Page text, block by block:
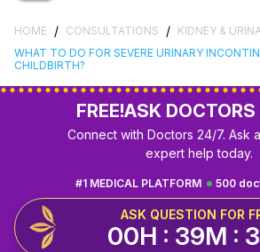
HOME / CONSULTATIONS / KIDNEY &
WHAT TO DO FOR SEVERE URINARY
CHILDBIRTH?
FREE!ASK
Connect with Doctors 24/7. Ask
expert help today.
500
#1 MEDICAL PLATFORM
ASK QUESTION FOR
00H : 39M :